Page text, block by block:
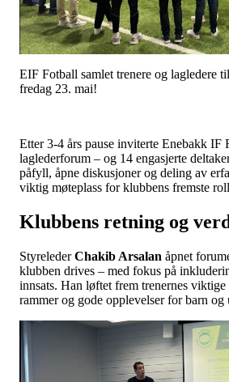
EIF Fotball samlet trenere og lagledere
fredag 23. mai!
Etter 3-4 års pause inviterte Enebakk IF
laglederforum – og 14 engasjerte
påfyll, åpne diskusjoner og deling av
viktig møteplass for klubbens fremste
Klubbens retning og
StyrelederChakib Arsalan åpnet
klubben drives – med fokus på
innsats. Han løftet frem trenernes
rammer og gode opplevelser for barn